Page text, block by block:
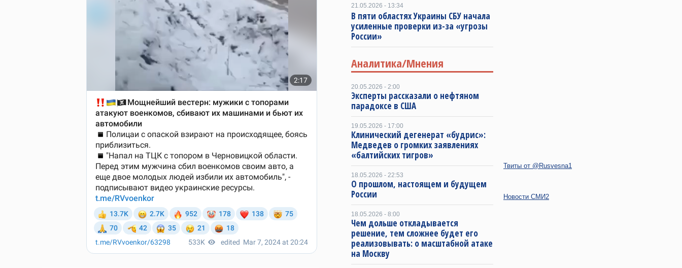
21.05.2026 - 13:34
В пяти областях Украины СБУ начала
усиленные проверки из-за «угрозы
России»
Аналитика/Мнения
20.05.2026 - 2:00
Эксперты рассказали о нефтяном
парадоксе в США
19.05.2026 - 17:00
Клинический дегенерат «будрис»:
Медведев о громких заявлениях
«балтийских тигров»
18.05.2026 - 22:53
О прошлом, настоящем и будущем
России
18.05.2026 - 8:00
Чем дольше откладывается
решение, тем сложнее будет его
реализовывать: о масштабной атаке
на Москву
Твиты от @Rusvesna1
Новости СМИ2